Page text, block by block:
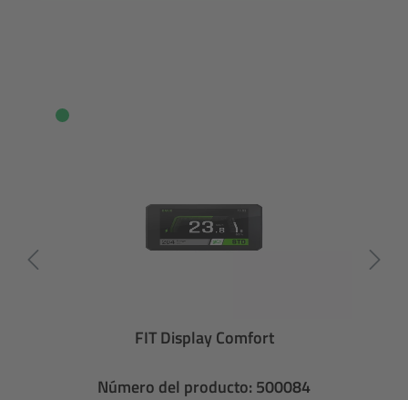
FIT Display Comfort
Número del producto: 500084